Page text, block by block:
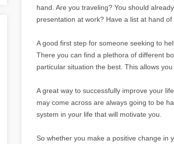
hand. Are you traveling? You should
presentation at work? Have a list at hand
A good first step for someone seeking to
There you can find a plethora of different
particular situation the best. This allows
A great way to successfully improve your
may come across are always going to be
system in your life that will motivate you.
So whether you make a positive change in